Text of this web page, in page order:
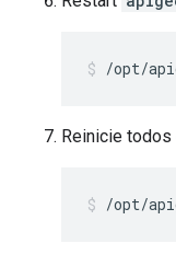
/opt/
Reinicie
/opt/